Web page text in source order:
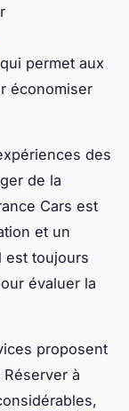
permet aux
économiser
des
de la
Cars est
et un
est toujours
évaluer la
proposent
à